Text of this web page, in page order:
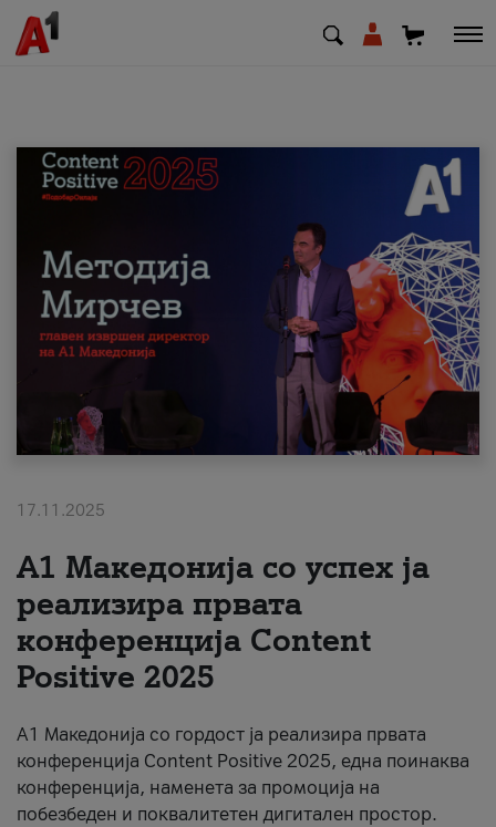
МК EN
Приватни Деловни
Поддршка
Надополни кредит
#ПодобарОнлајн
17.11.2025
А1 Македонија со успех ја
реализира првата
конференција Content
Positive 2025
А1 Македонија со гордост ја реализира првата
конференција Content Positive 2025, една поинаква
конференција, наменета за промоција на
побезбеден и поквалитетен дигитален простор.